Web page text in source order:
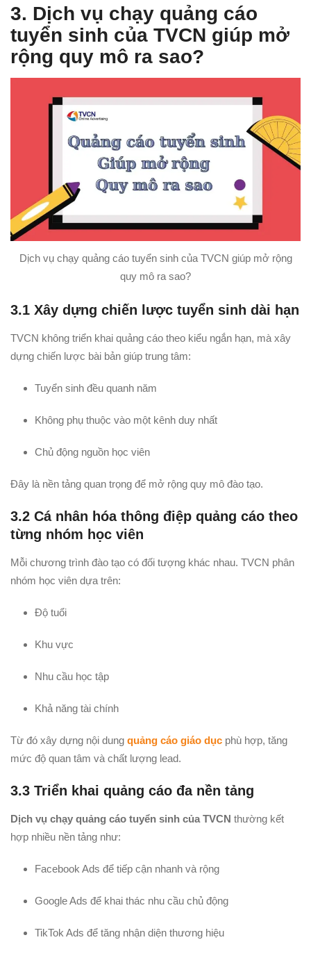
3. Dịch vụ chạy quảng cáo
tuyển sinh của TVCN giúp mở
rộng quy mô ra sao?
Dịch vụ chạy quảng cáo tuyển sinh của TVCN giúp mở rộng
quy mô ra sao?
3.1 Xây dựng chiến lược tuyển sinh dài hạn
TVCN không triển khai quảng cáo theo kiểu ngắn hạn, mà xây
dựng chiến lược bài bản giúp trung tâm:
Tuyển sinh đều quanh năm
Không phụ thuộc vào một kênh duy nhất
Chủ động nguồn học viên
Đây là nền tảng quan trọng để mở rộng quy mô đào tạo.
3.2 Cá nhân hóa thông điệp quảng cáo theo
từng nhóm học viên
Mỗi chương trình đào tạo có đối tượng khác nhau. TVCN phân
nhóm học viên dựa trên:
Độ tuổi
Khu vực
Nhu cầu học tập
Khả năng tài chính
Từ đó xây dựng nội dung quảng cáo giáo dục phù hợp, tăng
mức độ quan tâm và chất lượng lead.
3.3 Triển khai quảng cáo đa nền tảng
Dịch vụ chạy quảng cáo tuyển sinh của TVCN thường kết
hợp nhiều nền tảng như:
Facebook Ads để tiếp cận nhanh và rộng
Google Ads để khai thác nhu cầu chủ động
TikTok Ads để tăng nhận diện thương hiệu